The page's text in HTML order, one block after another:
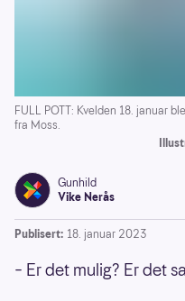
FULL POTT: Kvelden 18. januar
fra Moss.
Gunhild
Vike Nerås
Publisert: 18. januar 2023
– Er det mulig? Er det